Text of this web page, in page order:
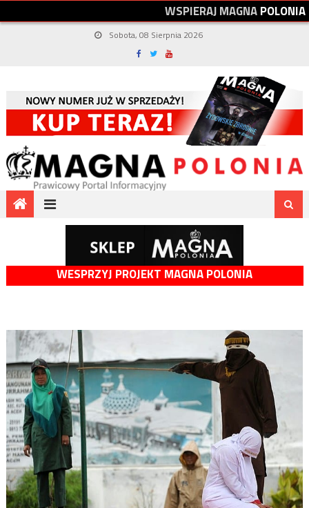
WSPIERAJMAGNAPOLONIA
Sobota, 08 Sierpnia 2026
WESPRZYJ PROJEKT MAGNA POLONIA